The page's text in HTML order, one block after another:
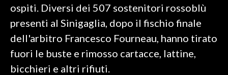
SPETTACOLI
GOSSIP
SALUTE
ospiti. Diversi dei 507 sostenitori rossoblù
presenti al Sinigaglia, dopo il fischio finale
dell'arbitro Francesco Fourneau, hanno tirato
fuori le buste e rimosso cartacce, lattine,
bicchieri e altri rifiuti.